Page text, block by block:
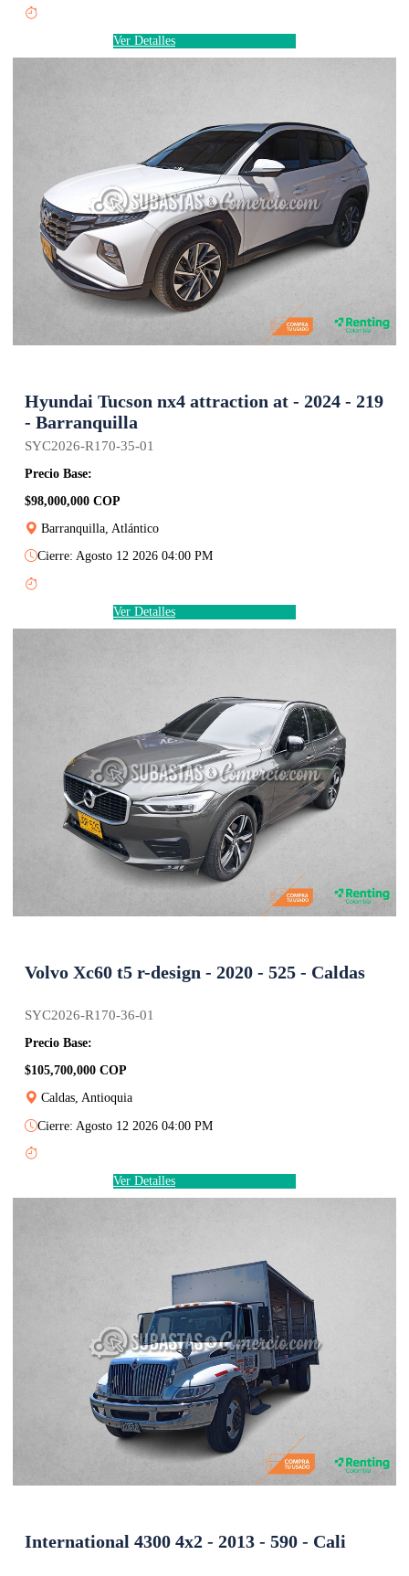
Ver Detalles
Hyundai Tucson nx4 attraction at - 2024 - 219
- Barranquilla
SYC2026-R170-35-01
Precio Base:
$98,000,000 COP
Barranquilla, Atlántico
Cierre: Agosto 12 2026 04:00 PM
Ver Detalles
Volvo Xc60 t5 r-design - 2020 - 525 - Caldas
SYC2026-R170-36-01
Precio Base:
$105,700,000 COP
Caldas, Antioquia
Cierre: Agosto 12 2026 04:00 PM
Ver Detalles
International 4300 4x2 - 2013 - 590 - Cali